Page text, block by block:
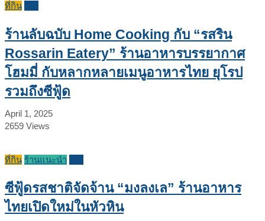
ที่กิน
ร้านลับฉบับ Home Cooking กับ “รสริน
Rossarin Eatery” ร้านอาหารบรรยากาศ
โฮมมี่ กับหลากหลายเมนูอาหารไทย ยุโรป
รวมถึงซีฟู้ด
April 1, 2025
2659 Views
ที่กิน ร้านแนะนำ
ซีฟู้ดรสชาติจัดจ้าน “มงลงเล” ร้านอาหาร
ไทยเปิดใหม่ในหัวหิน